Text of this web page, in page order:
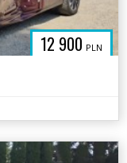
12 900 PLN